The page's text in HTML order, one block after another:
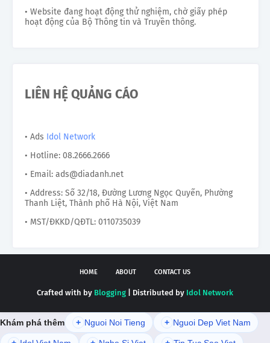
• Website đang hoạt động thử nghiệm, chờ giấy phép
hoạt động của Bộ Thông tin và Truyền thông.
LIÊN HỆ QUẢNG CÁO
• Ads Idol Network
• Hotline: 08.2666.2666
• Email: ads@diadanh.net
• Address: Số 32/18, Đường Lương Ngọc Quyến, Phường
Thanh Liệt, Thành phố Hà Nội, Việt Nam
• MST/ĐKKD/QĐTL: 0110735039
HOME ABOUT CONTACT US
Crafted with by Blogging | Distributed by Idol Network
Khám phá thêm + Nguoi Noi Tieng + Nguoi Dep Viet Nam